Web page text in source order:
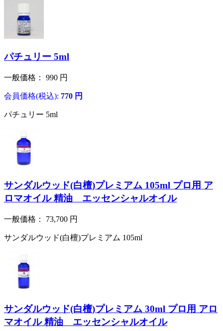
パチュリー 5ml
一般価格： 990 円
会員価格(税込): 770 円
パチュリー 5ml
サンダルウッド(白檀)プレミアム 105ml プロ用 ア
ロマオイル 精油 エッセンシャルオイル
一般価格： 73,700 円
サンダルウッド(白檀)プレミアム 105ml
サンダルウッド(白檀)プレミアム 30ml プロ用 アロ
マオイル 精油 エッセンシャルオイル